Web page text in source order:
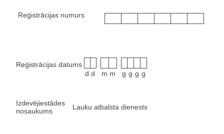
Reģistrācijas numurs
Reģistrācijas datums
d d m m g g g g
Izdevējiestādes
nosaukums
Lauku atbalsta dienests